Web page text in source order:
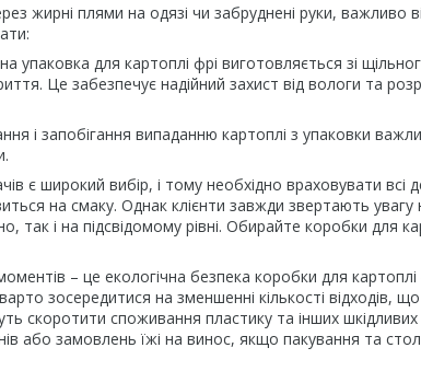
жирні плями на одязі чи забруднені руки, важливо
упаковка для картоплі фрі виготовляється зі
Це забезпечує надійний захист від вологи та
і запобігання випаданню картоплі з упаковки
є широкий вибір, і тому необхідно враховувати
на смаку. Однак клієнти завжди звертають
так і на підсвідомому рівні. Обирайте коробки для
– це екологічна безпека коробки для
зосередитися на зменшенні кількості
скоротити споживання пластику та інших
або замовлень їжі на винос, якщо пакування та